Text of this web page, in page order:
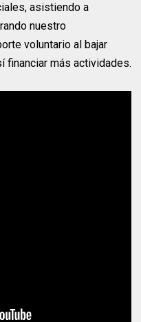
asistiendo a
nuestro
voluntario al bajar
financiar más actividades.